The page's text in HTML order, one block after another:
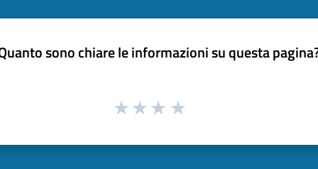
sono chiare le informazioni su questa